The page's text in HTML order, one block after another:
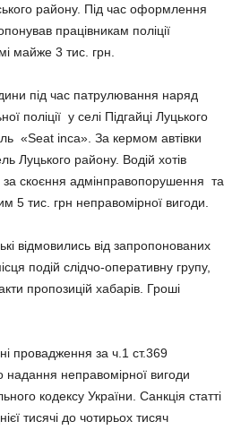
району. Під час оформлення
працівникам поліції
майже 3 тис. грн.
під час патрулювання наряд
поліції у селі Підгайці Луцького
«Seat inca». За кермом автівки
Луцького району. Водій хотів
за скоєння адмінправопорушення та
5 тис. грн неправомірної вигоди.
відмовились від запропонованих
подій слідчо-оперативну групу,
пропозицій хабарів. Гроші
провадження за ч.1 ст.369
надання неправомірної вигоди
кодексу України. Санкція статті
тисячі до чотирьох тисяч